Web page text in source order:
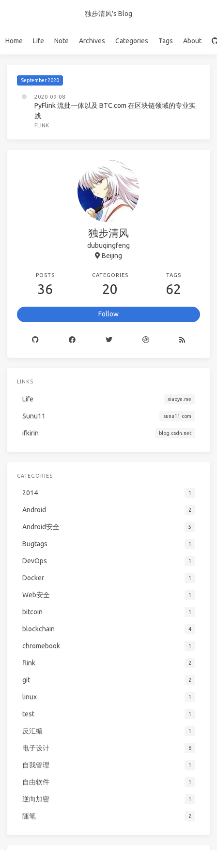
独步清风's Blog
Home Life Note Archives Categories Tags About
September 2020
2020-09-08
PyFlink 流批一体以及 BTC.com 在区块链领域的专业实
践
FLINK
独步清风
dubuqingfeng
Beijing
POSTS
36
CATEGORIES
20
TAGS
62
Follow
LINKS
Life xiaoye.me
Sunu11 sunu11.com
ifkirin blog.csdn.net
CATEGORIES
2014 1
Android 2
Android安全 5
Bugtags 1
DevOps 1
Docker 1
Web安全 1
bitcoin 1
blockchain 4
chromebook 1
flink 2
git 2
linux 1
test 1
反汇编 1
电子设计 6
自我管理 1
自由软件 1
逆向加密 1
随笔 2